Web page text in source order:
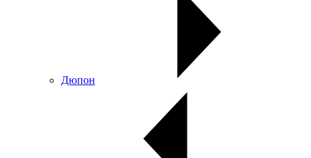
Дюпон